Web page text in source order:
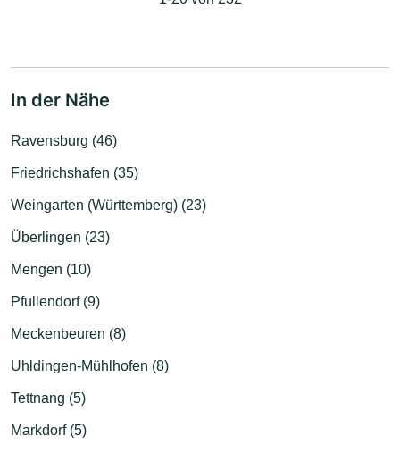
In der Nähe
Ravensburg (46)
Friedrichshafen (35)
Weingarten (Württemberg) (23)
Überlingen (23)
Mengen (10)
Pfullendorf (9)
Meckenbeuren (8)
Uhldingen-Mühlhofen (8)
Tettnang (5)
Markdorf (5)